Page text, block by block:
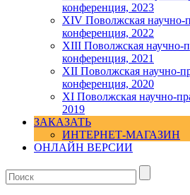
конференция, 2023
ХIV Поволжская научно-
конференция, 2022
ХIII Поволжская научно-
конференция, 2021
ХII Поволжская научно-
конференция, 2020
XI Поволжская научно-
2019
ЗАКАЗАТЬ
ИНТЕРНЕТ-МАГАЗИН
ОНЛАЙН ВЕРСИИ